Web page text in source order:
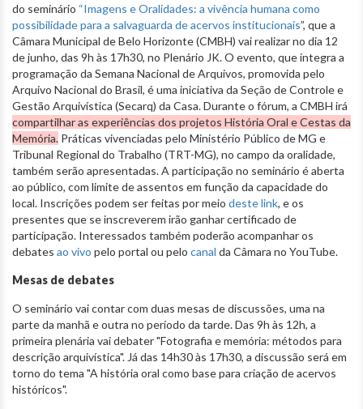
do seminário “Imagens e Oralidades: a vivência humana como
possibilidade para a salvaguarda de acervos institucionais”, que a
Câmara Municipal de Belo Horizonte (CMBH) vai realizar no dia 12
de junho, das 9h às 17h30, no Plenário JK. O evento, que integra a
programação da Semana Nacional de Arquivos, promovida pelo
Arquivo Nacional do Brasil, é uma iniciativa da Seção de Controle e
Gestão Arquivística (Secarq) da Casa. Durante o fórum, a CMBH irá
compartilhar as experiências dos projetos História Oral e Cestas da
Memória. Práticas vivenciadas pelo Ministério Público de MG e
Tribunal Regional do Trabalho (TRT-MG), no campo da oralidade,
também serão apresentadas. A participação no seminário é aberta
ao público, com limite de assentos em função da capacidade do
local. Inscrições podem ser feitas por meio deste link, e os
presentes que se inscreverem irão ganhar certificado de
participação. Interessados também poderão acompanhar os
debates ao vivo pelo portal ou pelo canal da Câmara no YouTube.
Mesas de debates
O seminário vai contar com duas mesas de discussões, uma na
parte da manhã e outra no período da tarde. Das 9h às 12h, a
primeira plenária vai debater "Fotografia e memória: métodos para
descrição arquivística". Já das 14h30 às 17h30, a discussão será em
torno do tema "A história oral como base para criação de acervos
históricos".